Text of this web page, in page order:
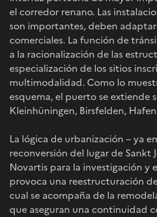
el corredor renano. Las
son importantes, deben
comerciales. La función de
a la racionalización de las
especialización de los sitios
multimodalidad. Como lo
esquema, el puerto se extiende
Kleinhüningen, Birsfelden,
La lógica de urbanización – ya
reconversión del lugar de Sankt
Novartis para la investigación y
provoca una reestructuración
cual se acompaña de la
que aseguran una continuidad